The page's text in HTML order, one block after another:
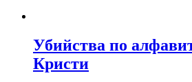
Убийства по
Кристи